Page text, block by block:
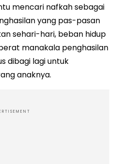
mencari nafkah sebagai
yang pas-pasan
sehari-hari, beban hidup
manakala penghasilan
dibagi lagi untuk
anaknya.